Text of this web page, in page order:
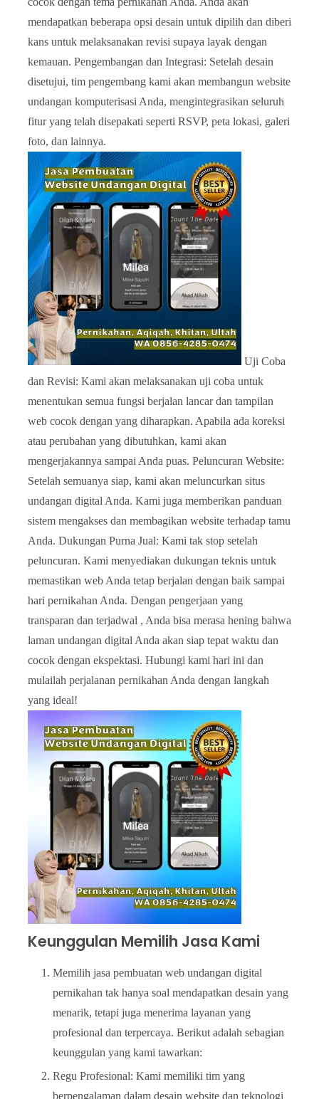
mendapatkan beberapa opsi desain untuk dipilih dan diberi
kans untuk melaksanakan revisi supaya layak dengan
kemauan. Pengembangan dan Integrasi: Setelah desain
disetujui, tim pengembang kami akan membangun website
undangan komputerisasi Anda, mengintegrasikan seluruh
fitur yang telah disepakati seperti RSVP, peta lokasi, galeri
foto, dan lainnya.
Uji Coba
dan Revisi: Kami akan melaksanakan uji coba untuk
menentukan semua fungsi berjalan lancar dan tampilan
web cocok dengan yang diharapkan. Apabila ada koreksi
atau perubahan yang dibutuhkan, kami akan
mengerjakannya sampai Anda puas. Peluncuran Website:
Setelah semuanya siap, kami akan meluncurkan situs
undangan digital Anda. Kami juga memberikan panduan
sistem mengakses dan membagikan website terhadap tamu
Anda. Dukungan Purna Jual: Kami tak stop setelah
peluncuran. Kami menyediakan dukungan teknis untuk
memastikan web Anda tetap berjalan dengan baik sampai
hari pernikahan Anda. Dengan pengerjaan yang
transparan dan terjadwal , Anda bisa merasa hening bahwa
laman undangan digital Anda akan siap tepat waktu dan
cocok dengan ekspektasi. Hubungi kami hari ini dan
mulailah perjalanan pernikahan Anda dengan langkah
yang ideal!
Keunggulan Memilih Jasa Kami
Memilih jasa pembuatan web undangan digital
pernikahan tak hanya soal mendapatkan desain yang
menarik, tetapi juga menerima layanan yang
profesional dan terpercaya. Berikut adalah sebagian
keunggulan yang kami tawarkan:
Regu Profesional: Kami memiliki tim yang
berpengalaman dalam desain website dan teknologi